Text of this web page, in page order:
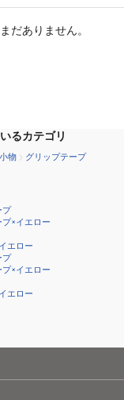
だありません。
るカテゴリ
物 グリップテープ
プ
×イエロー
エロー
プ
×イエロー
エロー